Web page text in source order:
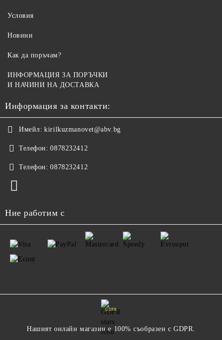
Условия
Новини
Как да поръчам?
ИНФОРМАЦИЯ ЗА ПОРЪЧКИ
И НАЧИНИ НА ДОСТАВКА
Информация за контакти:
Имейл: kirilkuzmanovet@abv.bg
Телефон: 0878232412
Телефон: 0878232412
Ние работим с
GDPR
Нашият онлайн магазин е 100% съобразен с GDPR.